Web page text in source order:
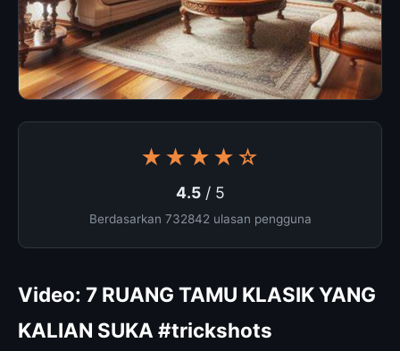
★★★★☆
4.5/ 5
Berdasarkan 732842 ulasan pengguna
Video: 7 RUANG TAMU KLASIK YANG
KALIAN SUKA #trickshots